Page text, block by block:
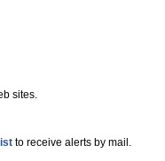
sites.
to receive alerts by mail.